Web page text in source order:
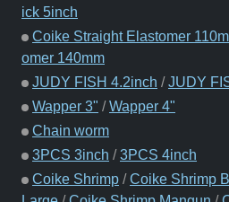
ick 5inch
Coike Straight Elastomer
omer 140mm
JUDY FISH 4.2inch /JUDY
Wapper 3" /Wapper 4"
Chain worm
3PCS 3inch /3PCS 4inch
Coike Shrimp /Coike Shrimp